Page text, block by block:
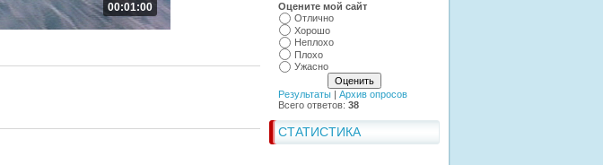
Оцените мой сайт
Отлично
Хорошо
Неплохо
Плохо
Ужасно
Результаты | Архив опросов
Всего ответов: 38
СТАТИСТИКА
00:01:00